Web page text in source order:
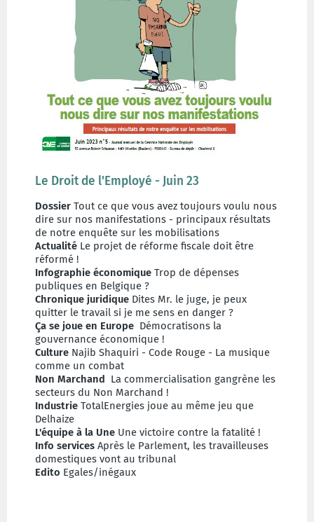
Le Droit de l'Employé - Juin 23
Dossier Tout ce que vous avez toujours voulu nous
dire sur nos manifestations - principaux résultats
de notre enquête sur les mobilisations
Actualité Le projet de réforme fiscale doit être
réformé !
Infographie économique Trop de dépenses
publiques en Belgique ?
Chronique juridique Dites Mr. le juge, je peux
quitter le travail si je me sens en danger ?
Ça se joue en Europe Démocratisons la
gouvernance économique !
Culture Najib Shaquiri - Code Rouge - La musique
comme un combat
Non Marchand La commercialisation gangrène les
secteurs du Non Marchand !
Industrie TotalEnergies joue au même jeu que
Delhaize
L'équipe à la Une Une victoire contre la fatalité !
Info services Après le Parlement, les travailleuses
domestiques vont au tribunal
Edito Egales/inégaux